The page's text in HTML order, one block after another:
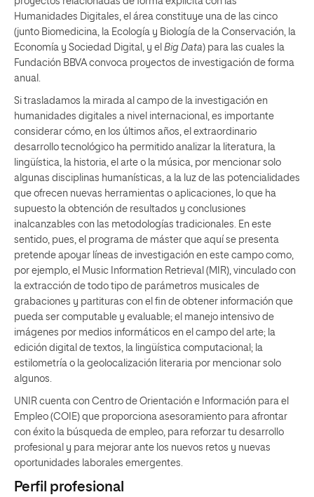
Humanidades Digitales, el área constituye una de las cinco
(junto Biomedicina, la Ecología y Biología de la Conservación, la
Economía y Sociedad Digital, y el Big Data) para las cuales la
Fundación BBVA convoca proyectos de investigación de forma
anual.
Si trasladamos la mirada al campo de la investigación en
humanidades digitales a nivel internacional, es importante
considerar cómo, en los últimos años, el extraordinario
desarrollo tecnológico ha permitido analizar la literatura, la
lingüística, la historia, el arte o la música, por mencionar solo
algunas disciplinas humanísticas, a la luz de las potencialidades
que ofrecen nuevas herramientas o aplicaciones, lo que ha
supuesto la obtención de resultados y conclusiones
inalcanzables con las metodologías tradicionales. En este
sentido, pues, el programa de máster que aquí se presenta
pretende apoyar líneas de investigación en este campo como,
por ejemplo, el Music Information Retrieval (MIR), vinculado con
la extracción de todo tipo de parámetros musicales de
grabaciones y partituras con el fin de obtener información que
pueda ser computable y evaluable; el manejo intensivo de
imágenes por medios informáticos en el campo del arte; la
edición digital de textos, la lingüística computacional; la
estilometría o la geolocalización literaria por mencionar solo
algunos.
UNIR cuenta con Centro de Orientación e Información para el
Empleo (COIE) que proporciona asesoramiento para afrontar
con éxito la búsqueda de empleo, para reforzar tu desarrollo
profesional y para mejorar ante los nuevos retos y nuevas
oportunidades laborales emergentes.
Perfil profesional